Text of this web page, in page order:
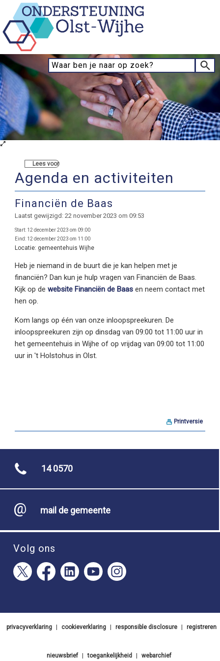
Lees voor
Agenda en activiteiten
Financiën de Baas
Laatst gewijzigd: 22 november 2023 om 09:53
Start: 12 december 2023 om 09:00
Eind: 12 december 2023 om 11:00
Locatie: gemeentehuis Wijhe
Heb je niemand in de buurt die je kan helpen met je
financiën? Dan kun je hulp vragen van Financiën de Baas.
Kijk op de website Financiën de Baas en neem contact met
hen op.
Kom langs op één van onze inloopspreekuren. De
inloopspreekuren zijn op dinsdag van 09:00 tot 11:00 uur in
het gemeentehuis in Wijhe of op vrijdag van 09:00 tot 11:00
uur in 't Holstohus in Olst.
Printversie
14 0570
mail de gemeente
Volg ons
privacyverklaring | cookieverklaring | responsible disclosure | registreren
nieuwsbrief | toegankelijkheid | webarchief